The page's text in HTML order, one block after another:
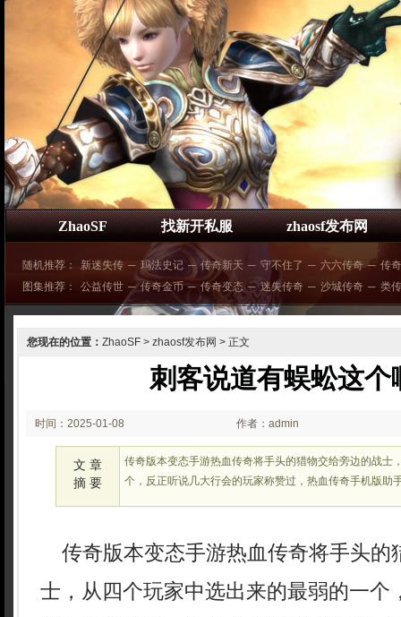
ZhaoSF 找新开私服 zhaosf发布网
随机推荐： 新迷失传 ─ 玛法史记 ─ 传奇新天 ─ 守不住了 ─ 六六传奇 ─ 传
图集推荐：
公益传世 ─ 传奇金币 ─ 传奇变态 ─ 迷失传奇 ─ 沙城传奇 ─ 类
您现在的位置： ZhaoSF > zhaosf发布网 > 正文
刺客说道有蜈蚣这个
时间：2025-01-08
02:27:37
作者：admin
文 章
摘 要
传奇版本变态手游热血传奇将手头的猎物交给旁边的战士
个，反正听说几大行会的玩家称赞过，热血传奇手机版助
传奇版本变态手游热血传奇将手头的
士，从四个玩家中选出来的最弱的一个